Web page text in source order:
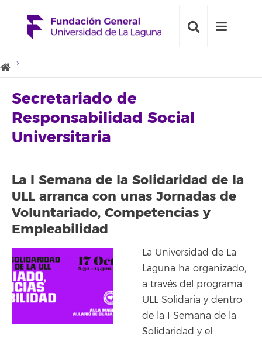
Secretariado de
Responsabilidad Social
Universitaria
La I Semana de la Solidaridad de la
ULL arranca con unas Jornadas de
Voluntariado, Competencias y
Empleabilidad
La Universidad de La
Laguna ha organizado,
a través del programa
ULL Solidaria y dentro
de la I Semana de la
Solidaridad y el